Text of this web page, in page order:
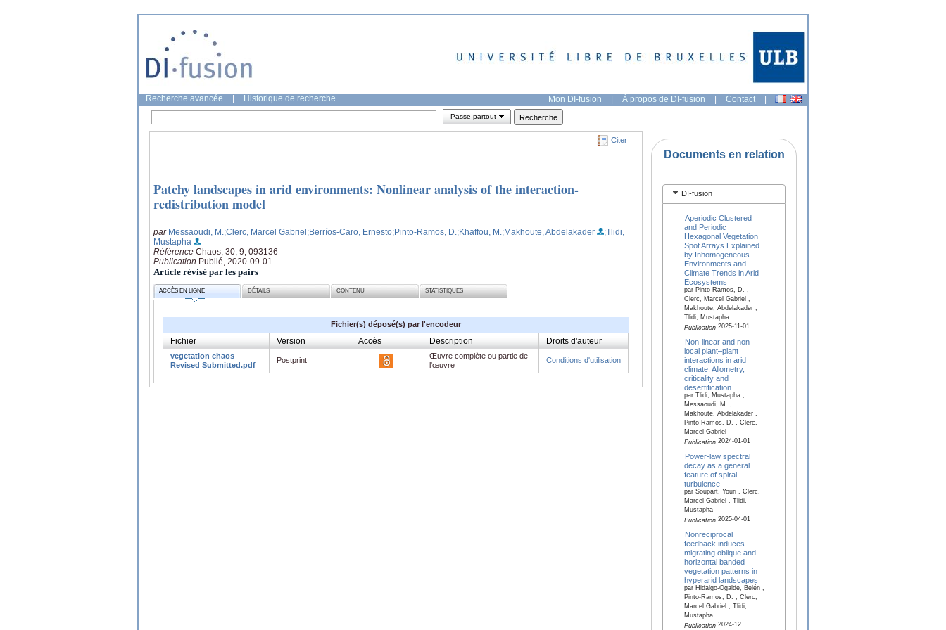
Recherche avancée Historique de recherche Mon DI-fusion | À propos de DI-fusion | Contact |
Passe-partout
Citer
Patchy landscapes in arid environments: Nonlinear analysis of the interaction-
redistribution model
par Messaoudi, M. ;Clerc, Marcel Gabriel;Berríos-Caro, Ernesto;Pinto-Ramos, D. ;Khaffou, M. ;Makhoute, Abdelakader
;Tlidi,
Mustapha
Référence Chaos, 30, 9, 093136
Publication Publié, 2020-09-01
Article révisé par les pairs
ACCÈS EN LIGNE DÉTAILS CONTENU STATISTIQUES
Fichier(s) déposé(s) par l'encodeur
Fichier Version Accès Description Droits d'auteur
vegetation chaos
Revised Submitted.pdf
Postprint
Œuvre complète ou partie de
l'œuvre
Conditions d'utilisation
Documents en relation
DI-fusion
Aperiodic Clustered
and Periodic
Hexagonal Vegetation
Spot Arrays Explained
by Inhomogeneous
Environments and
Climate Trends in Arid
Ecosystems
par Pinto-Ramos, D. ,
Clerc, Marcel Gabriel ,
Makhoute, Abdelakader ,
Tlidi, Mustapha
Publication2025-11-01
Non-linear and non-
local plant–plant
interactions in arid
climate: Allometry,
criticality and
desertification
par Tlidi, Mustapha ,
Messaoudi, M. ,
Makhoute, Abdelakader ,
Pinto-Ramos, D. , Clerc,
Marcel Gabriel
Publication2024-01-01
Power-law spectral
decay as a general
feature of spiral
turbulence
par Soupart, Youri , Clerc,
Marcel Gabriel , Tlidi,
Mustapha
Publication2025-04-01
Nonreciprocal
feedback induces
migrating oblique and
horizontal banded
vegetation patterns in
hyperarid landscapes
par Hidalgo-Ogalde, Belén ,
Pinto-Ramos, D. , Clerc,
Marcel Gabriel , Tlidi,
Mustapha
Publication2024-12